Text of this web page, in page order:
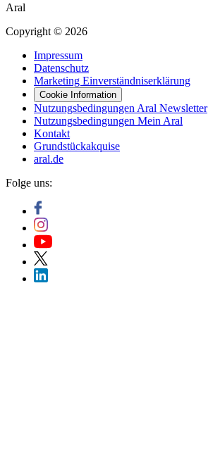
Aral
Copyright © 2026
Impressum
Datenschutz
Marketing Einverständniserklärung
Cookie Information
Nutzungsbedingungen Aral Newsletter
Nutzungsbedingungen Mein Aral
Kontakt
Grundstückakquise
aral.de
Folge uns: